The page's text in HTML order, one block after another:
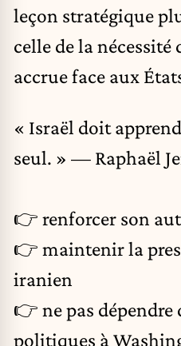
leçon stratégique
celle de la
accrue face aux
« Israël doit
seul. » — Raphaël
👉 renforcer son
👉 maintenir la
iranien
👉 ne pas dépendre
politiques à